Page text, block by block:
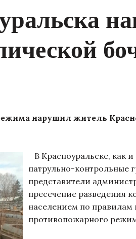
нарушил житель
В Красноуральске, как
патрульно-контрольные
представители
пресечение разведения
населением по правилам
противопожарного